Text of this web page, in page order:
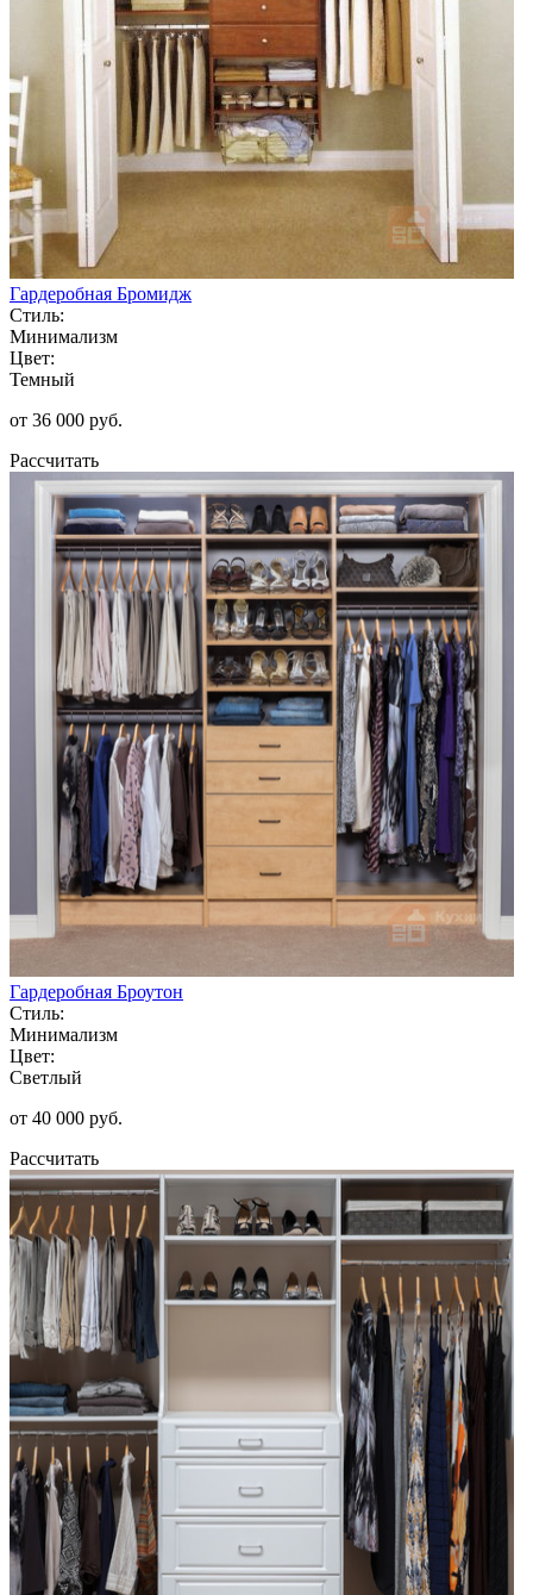
Гардеробная Бромидж
Стиль:
Минимализм
Цвет:
Темный
от 36 000 руб.
Рассчитать
Гардеробная Броутон
Стиль:
Минимализм
Цвет:
Светлый
от 40 000 руб.
Рассчитать